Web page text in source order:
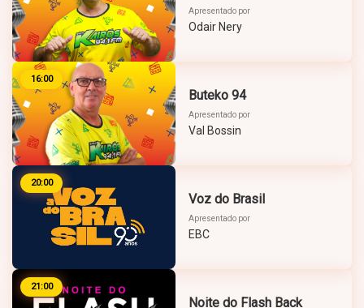
Apresentado por
Odair Nery
16:00
Buteko 94
Apresentado por
Val Bossin
20:00
Voz do Brasil
Apresentado por
EBC
21:00
Noite do Flash Back